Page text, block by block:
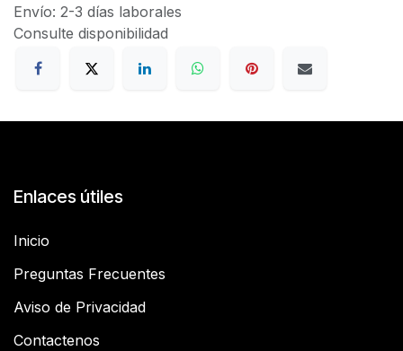
Envío: 2-3 días laborales
Consulte disponibilidad
Enlaces útiles
Inicio
Preguntas Frecuentes
Aviso de Privacidad
Contactenos